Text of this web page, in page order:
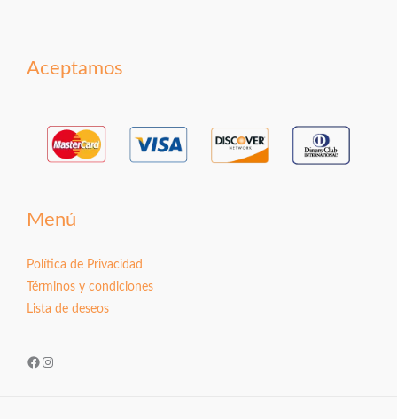
Aceptamos
Menú
Política de Privacidad
Términos y condiciones
Lista de deseos
Facebook
Instagram